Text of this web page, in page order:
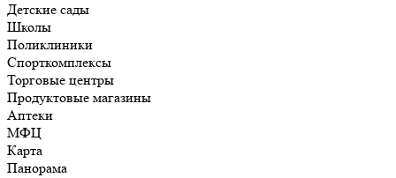
Детские сады
Школы
Поликлиники
Спорткомплексы
Торговые центры
Продуктовые магазины
Аптеки
МФЦ
Карта
Панорама